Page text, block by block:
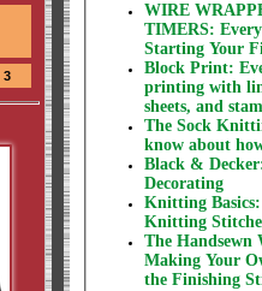
3
WIRE
TIMERS:
Starting Your
Block Print:
printing with
sheets, and
The Sock
know about
Black &
Decorating
Knitting
Knitting
The Handsewn
Making Your
the Finishing